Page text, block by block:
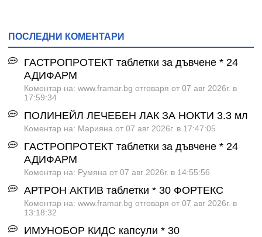
ПОСЛЕДНИ КОМЕНТАРИ
ГАСТРОПРОТЕКТ таблетки за дъвчене * 24
АДИФАРМ
Коментар на: www.framar.bg отговаря от 07 авг 2026г. в
17:59:34
ПОЛИНЕЙЛ ЛЕЧЕБЕН ЛАК ЗА НОКТИ 3.3 мл
Коментар на: Марияна от 07 авг 2026г. в 17:47:05
ГАСТРОПРОТЕКТ таблетки за дъвчене * 24
АДИФАРМ
Коментар на: Румяна от 07 авг 2026г. в 14:55:56
АРТРОН АКТИВ таблетки * 30 ФОРТЕКС
Коментар на: www.framar.bg отговаря от 07 авг 2026г. в
13:18:32
ИМУНОБОР КИДС капсули * 30